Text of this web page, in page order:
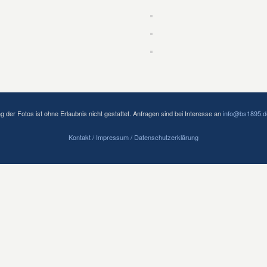
der Fotos ist ohne Erlaubnis nicht gestattet. Anfragen sind bei Interesse an
Kontakt / Impressum/ Datenschutzerklärung